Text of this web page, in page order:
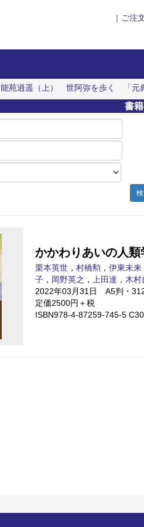
| ご注
能苑逍遥（上） 世阿弥を歩く 「
書
かかわりあいの人類
栗本英世 ， 村橋勲 ， 伊東未来
子 ， 岡野英之 ， 上田達 ， 木村
2022年03月31日 A5判・
定価2500円＋税
ISBN978-4-87259-745-5